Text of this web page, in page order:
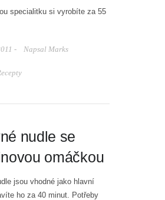
specialitku si vyrobíte za 55
- Napsal Marks
nudle se
omáčkou
jsou vhodné jako hlavní
ho za 40 minut. Potřeby